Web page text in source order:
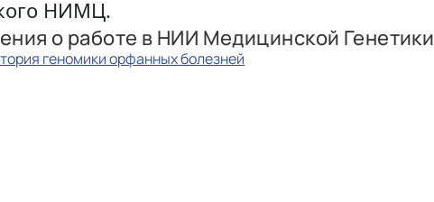
НИМЦ.
о работе в НИИ Медицинской Генетики
геномики орфанных болезней